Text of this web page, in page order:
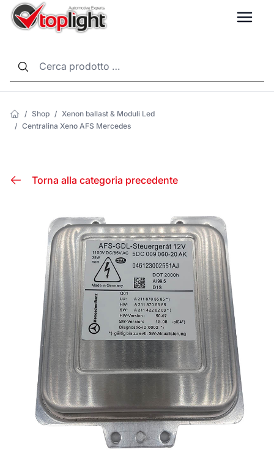
/ Shop / Xenon ballast & Moduli Led
/ Centralina Xeno AFS Mercedes
Torna alla categoria precedente